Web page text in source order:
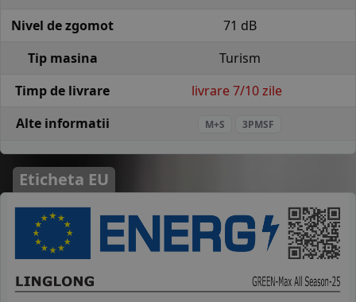
Nivel de zgomot
71 dB
Tip masina
Turism
Timp de livrare
livrare 7/10 zile
Alte informatii
M+S 3PMSF
Eticheta EU